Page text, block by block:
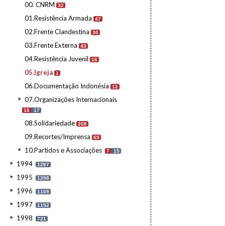
00. CNRM 32
01.Resistência Armada 47
02.Frente Clandestina 30
03.Frente Externa 43
04.Resistência Juvenil 16
05.Igreja 1
06.Documentação Indonésia 12
07.Organizações Internacionais
16 17
08.Solidariedade 208
09.Recortes/Imprensa 65
10.Partidos e Associações 7 15
1994 1287
1995 1298
1996 1109
1997 1152
1998 721